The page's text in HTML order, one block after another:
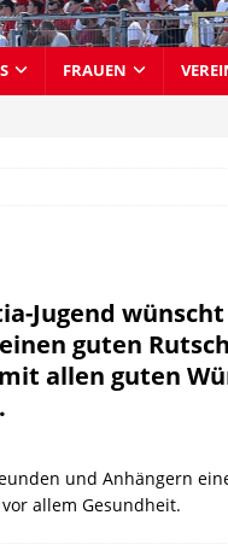
FRAUEN
Jugend
guten
allen guten
und Anhängern
allem Gesundheit.